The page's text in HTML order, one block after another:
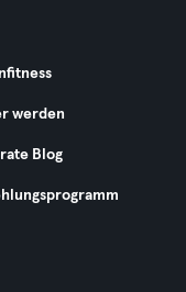
werden
Blog